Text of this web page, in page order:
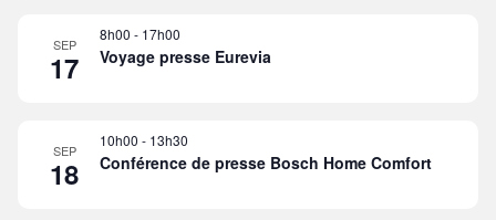
SEP
17
8h00 - 17h00
Voyage presse Eurevia
SEP
18
10h00 - 13h30
Conférence de presse Bosch Home Comfort